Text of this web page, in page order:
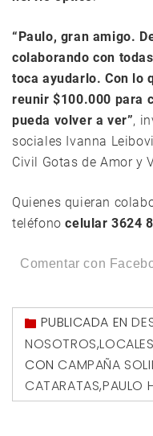
“Paulo, gran amigo.
colaborando con
toca ayudarlo. Con lo
reunir $100.000 para
pueda volver a ver”,
sociales Ivanna
Civil Gotas de Amor y
Quienes quieran
teléfonocelular 3624
Comentar con
PUBLICADA EN
NOSOTROS,LOCALES
CONCAMPAÑA
CATARATAS,PAULO